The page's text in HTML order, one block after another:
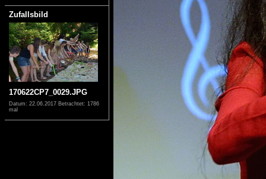
Zufallsbild
170622CP7_0029.JPG
Datum: 22.06.2017 Betrachtet: 1786
mal